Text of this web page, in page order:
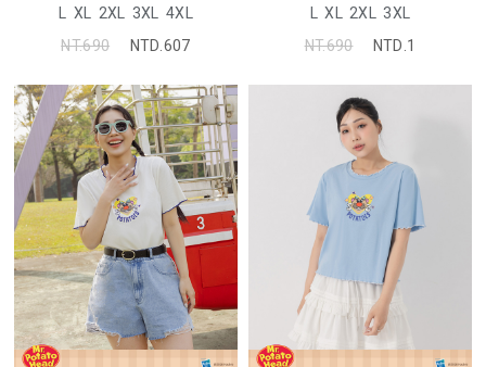
L XL 2XL 3XL 4XL
NT.690
NTD.607
L XL 2XL 3XL
NT.690
NTD.1